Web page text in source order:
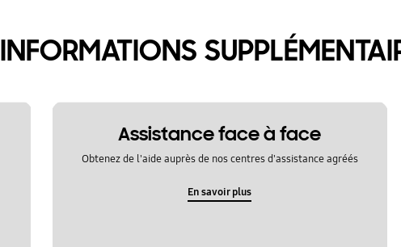
INFORMATIONS
Assistance face à face
Obtenez de l'aide auprès de nos centres d'assistance agréés
En savoir plus